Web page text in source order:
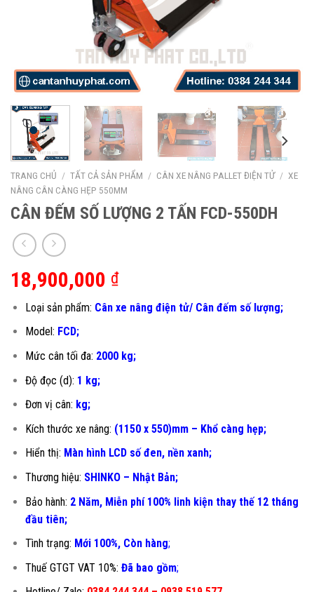
TRANG CHỦ / TẤT CẢ SẢN PHẨM / CÂN XE NÂNG PALLET ĐIỆN TỬ / XE
NÂNG CÂN CÀNG HẸP 550MM
CÂN ĐẾM SỐ LƯỢNG 2 TẤN FCD-550DH
18,900,000 ₫
Loại sản phẩm: Cân xe nâng điện tử/ Cân đếm số lượng;
Model: FCD;
Mức cân tối đa: 2000 kg;
Độ đọc (d): 1 kg;
Đơn vị cân: kg;
Kích thước xe nâng: (1150 x 550)mm – Khổ càng hẹp;
Hiển thị: Màn hình LCD số đen, nền xanh;
Thương hiệu: SHINKO – Nhật Bản;
Bảo hành: 2 Năm, Miễn phí 100% linh kiện thay thế 12 tháng
đầu tiên;
Tình trạng: Mới 100%, Còn hàng;
Thuế GTGT VAT 10%: Đã bao gồm;